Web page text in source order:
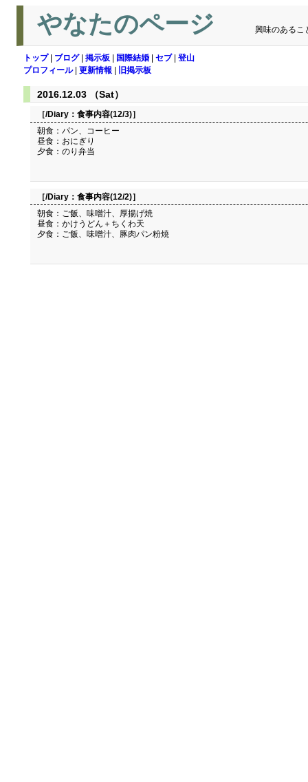
やなたのページ 興味のあるこ
トップ| ブログ| 掲示板 国際結婚 セブ| 登山
プロフィール| 更新情報 旧掲示板
2016.12.03 （Sat）
［/Diary： 食事内容(12/3)］
朝食：パン、コーヒー
昼食：おにぎり
夕食：のり弁当
［/Diary： 食事内容(12/2)］
朝食：ご飯、味噌汁、厚揚げ焼
昼食：かけうどん＋ちくわ天
夕食：ご飯、味噌汁、豚肉パン粉焼